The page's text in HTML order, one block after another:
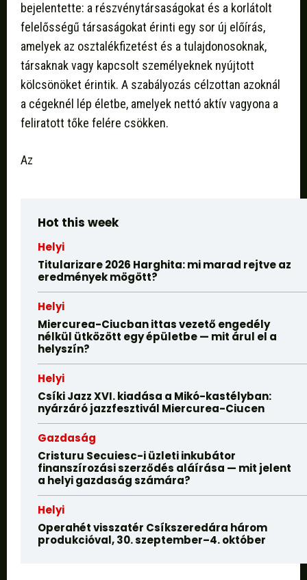
bejelentette: a részvénytársaságokat és a korlátolt
felelősségű társaságokat érinti egy sor új előírás,
amelyek az osztalékfizetést és a tulajdonosoknak,
társaknak vagy kapcsolt személyeknek nyújtott
kölcsönöket érintik. A szabályozás célzottan azoknál
a cégeknél lép életbe, amelyek nettó aktív vagyona a
feliratott tőke felére csökken.
Az
Hot this week
Helyi
Titularizare 2026 Harghita: mi marad rejtve az
eredmények mögött?
Helyi
Miercurea-Ciucban ittas vezető engedély
nélkül ütközött egy épületbe — mit árul el a
helyszín?
Helyi
Csíki Jazz XVI. kiadása a Mikó-kastélyban:
nyárzáró jazzfesztivál Miercurea-Ciucen
Gazdaság
Cristuru Secuiesc-i üzleti inkubátor
finanszírozási szerződés aláírása — mit jelent
a helyi gazdaság számára?
Helyi
Operahét visszatér Csíkszeredára három
produkcióval, 30. szeptember–4. október